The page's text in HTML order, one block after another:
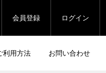
会員登録 ログイン
利用方法 お問い合わせ